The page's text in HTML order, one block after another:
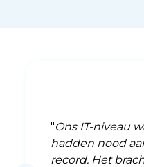
kennis,
Ons IT-niveau
hadden nood
record. Het